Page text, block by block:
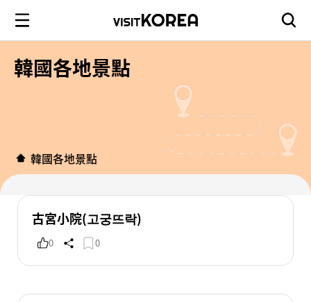
韓國各地景點
韓國各地景點
古宮小院(고궁뜨락)
0 0